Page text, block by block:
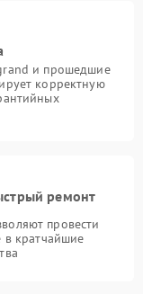
и прошедшие
корректную
ремонт
провести
в кратчайшие